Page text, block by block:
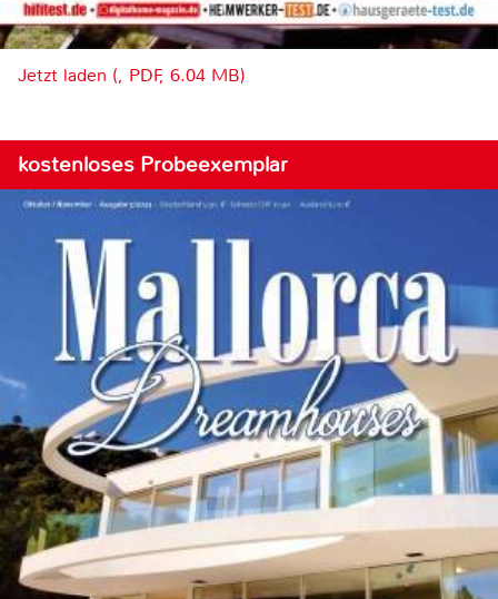
Jetzt laden (, PDF, 6.04 MB)
kostenloses Probeexemplar